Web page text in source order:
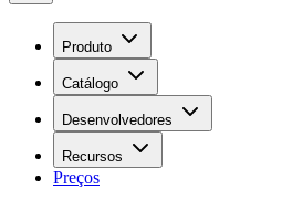
Produto
Catálogo
Desenvolvedores
Recursos
Preços